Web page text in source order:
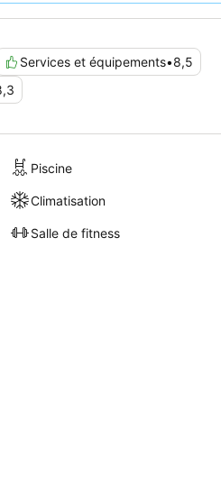
jacuzzi.
Services et équipements•8,5
Piscine
Climatisation
Salle de fitness